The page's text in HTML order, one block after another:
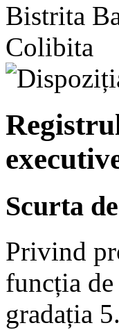
Bistrita
Colibita
Scurta
Privind
funcția
gradația 5.